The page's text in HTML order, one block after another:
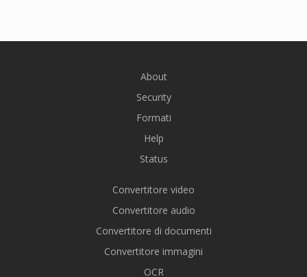
About
Security
Formati
Help
Status
Convertitore video
Convertitore audio
Convertitore di documenti
Convertitore immagini
OCR